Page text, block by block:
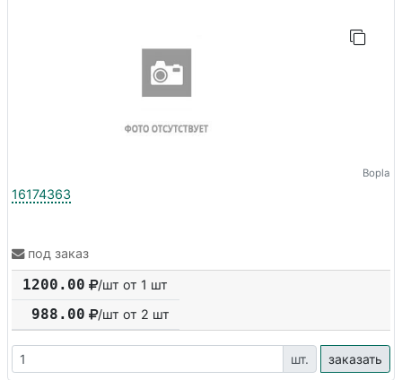
Bopla
16174363
под заказ
1200.00 /шт от 1 шт
988.00 /шт от 2 шт
шт. заказать